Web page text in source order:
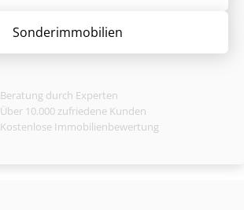
Sonder­immobilien
Beratung durch Experten
Über 10.000 zufriedene Kunden
Kostenlose Immobilienbewertung